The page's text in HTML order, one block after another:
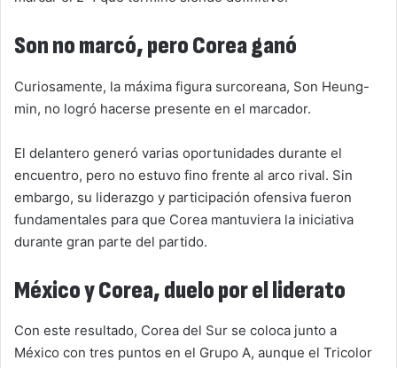
Son no marcó, pero Corea ganó
Curiosamente, la máxima figura surcoreana, Son Heung-
min, no logró hacerse presente en el marcador.
El delantero generó varias oportunidades durante el
encuentro, pero no estuvo fino frente al arco rival. Sin
embargo, su liderazgo y participación ofensiva fueron
fundamentales para que Corea mantuviera la iniciativa
durante gran parte del partido.
México y Corea, duelo por el liderato
Con este resultado, Corea del Sur se coloca junto a
México con tres puntos en el Grupo A, aunque el Tricolor